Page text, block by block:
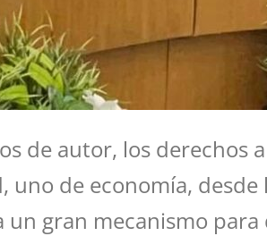
de autor, los
uno de economía,
gran mecanismo